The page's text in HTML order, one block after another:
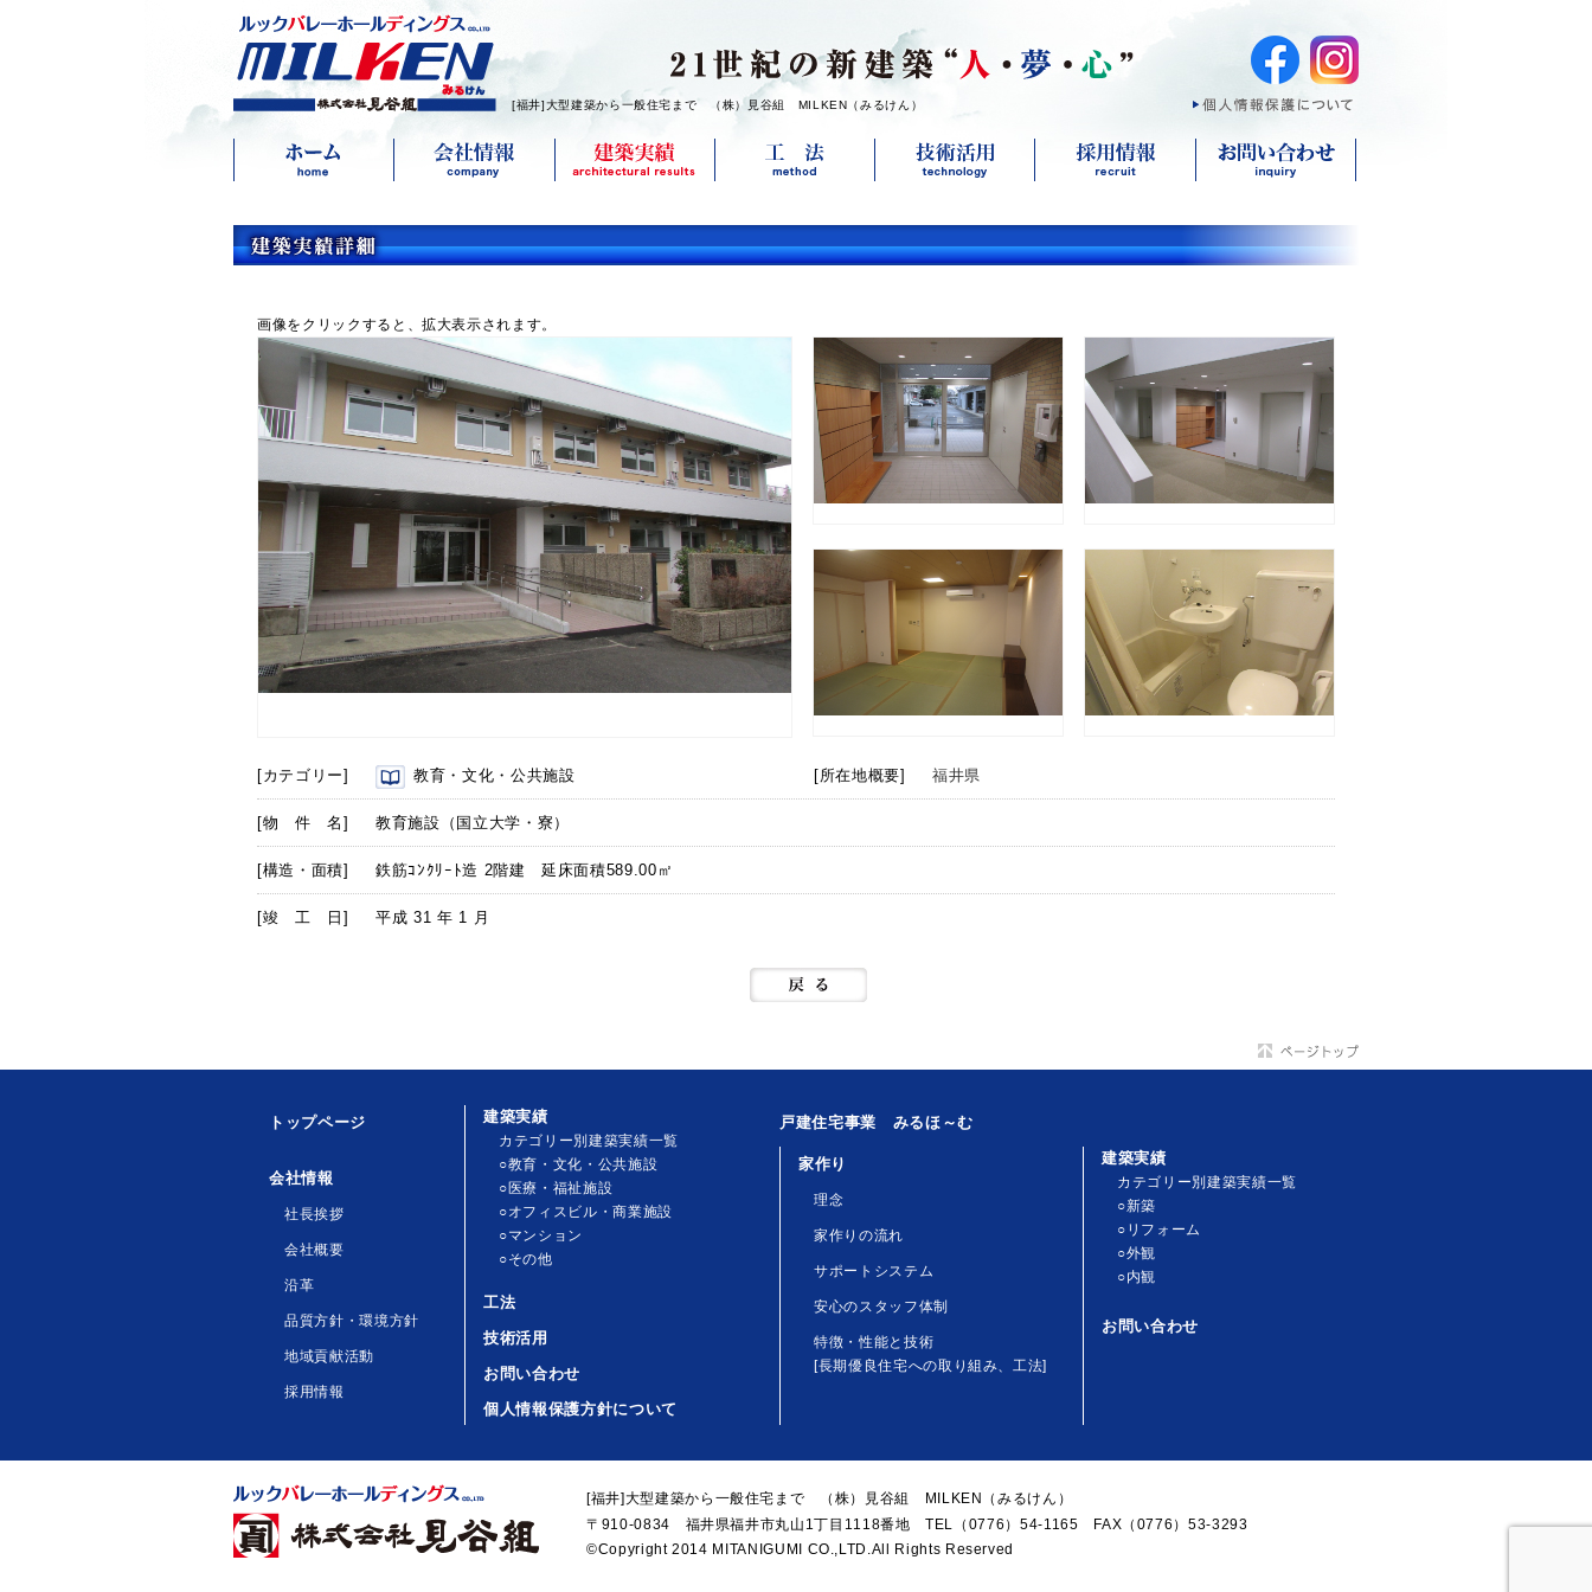
[福井]大型建築から一般住宅まで （株）見谷組 MILKEN（みるけん）
画像をクリックすると、拡大表示されます。
[カテゴリー] 教育・文化・公共施設 [所在地概要] 福井県
[物 件 名] 教育施設（国立大学・寮）
[構造・面積] 鉄筋ｺﾝｸﾘｰﾄ造 2階建 延床面積589.00㎡
[竣 工 日] 平成 31 年 1 月
トップページ
会社情報
社長挨拶
会社概要
沿革
品質方針・環境方針
地域貢献活動
採用情報
建築実績
カテゴリー別建築実績一覧
○教育・文化・公共施設
○医療・福祉施設
○オフィスビル・商業施設
○マンション
○その他
工法
技術活用
お問い合わせ
個人情報保護方針について
戸建住宅事業 みるほ～む
家作り
理念
家作りの流れ
サポートシステム
安心のスタッフ体制
特徴・性能と技術
[長期優良住宅への取り組み、工法]
建築実績
カテゴリー別建築実績一覧
○新築
○リフォーム
○外観
○内観
お問い合わせ
[福井]大型建築から一般住宅まで （株）見谷組 MILKEN（みるけん）
〒910-0834 福井県福井市丸山1丁目1118番地 TEL（0776）54-1165 FAX（0776）53-3293
©Copyright 2014 MITANIGUMI CO.,LTD.All Rights Reserved